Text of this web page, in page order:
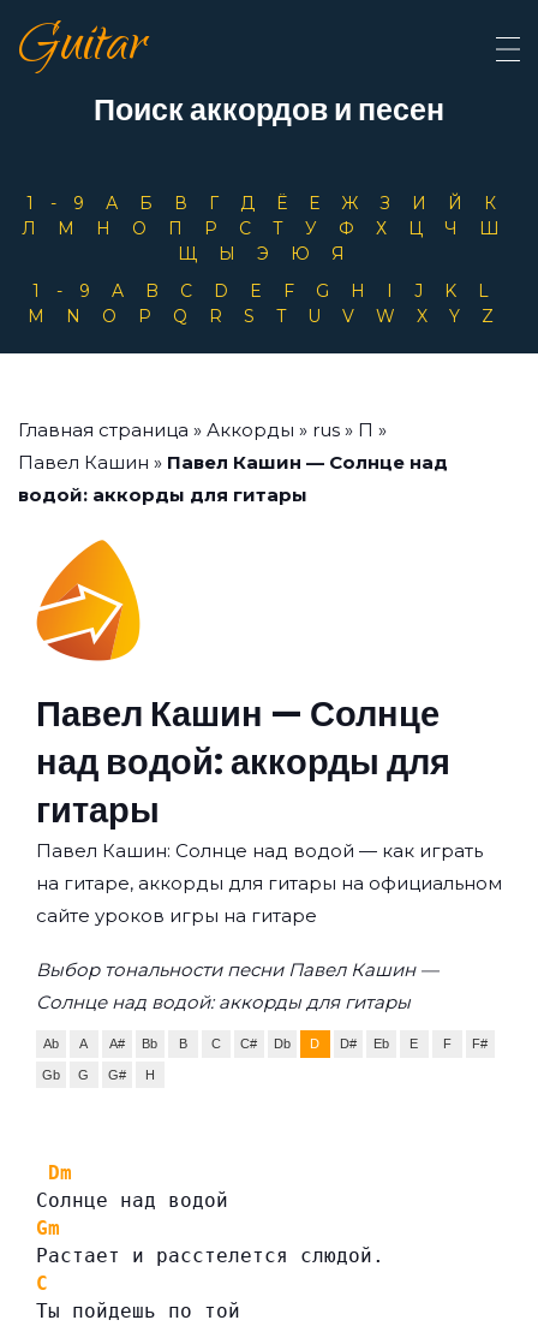
Guitar
Поиск аккордов и песен
1-9 А Б В Г Д Ё Е Ж З И Й
К
Л
М Н О П Р С Т У Ф Х Ц Ч
Ш
Щ
Ы Э Ю
Я
1-9
A B C D E F G H I J K
L
M
N O P Q R S T U V W X Y Z
Главная страница » Аккорды » rus » П »
Павел Кашин » Павел Кашин — Солнце над
водой: аккорды для гитары
Павел Кашин — Солнце
над водой: аккорды для
гитары
Павел Кашин: Солнце над водой — как играть
на гитаре, аккорды для гитары на официальном
сайте уроков игры на гитаре
Выбор тональности песни Павел Кашин —
Солнце над водой: аккорды для гитары
Ab A A# Bb B C C# Db D D# Eb E F F#
Gb G G# H
Dm
Солнце над водой
Gm
Растает и расстелется слюдой.
C
Ты пойдешь по той